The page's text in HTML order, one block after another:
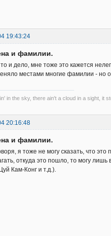
19:43:24
и фамилии.
то и дело, мне тоже это кажется
местами многие фамилии - но
in the sky, there ain't a cloud in a sight, it
20:16:48
и фамилии.
я тоже не могу сказать, что
откуда это пошло, то могу
Кам-Конг и т.д.).